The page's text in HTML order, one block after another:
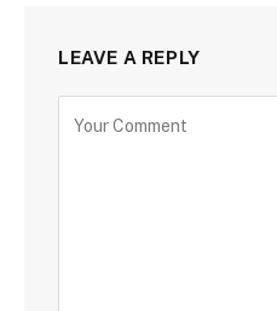
LEAVE A REPLY